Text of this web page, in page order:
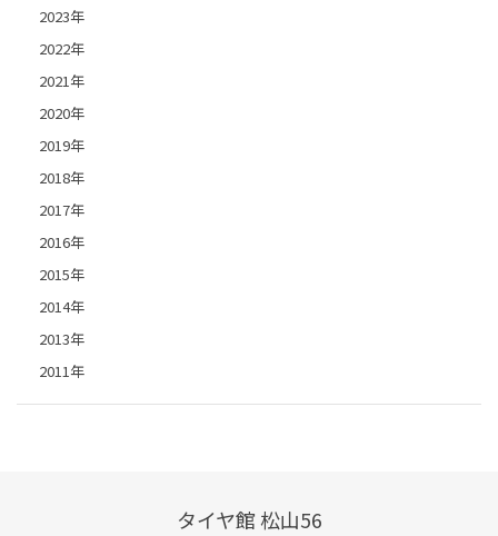
2023年
2022年
2021年
2020年
2019年
2018年
2017年
2016年
2015年
2014年
2013年
2011年
タイヤ館 松山56